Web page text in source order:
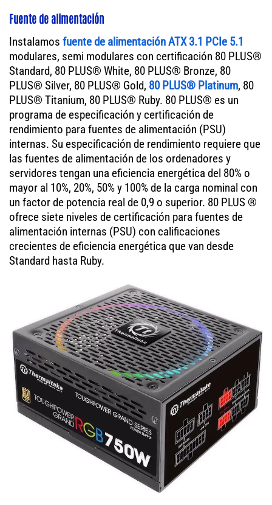
Fuente de alimentación
Instalamos fuente de alimentación ATX 3.1 PCIe 5.1
modulares, semi modulares con certificación 80 PLUS®
Standard, 80 PLUS® White, 80 PLUS® Bronze, 80
PLUS® Silver, 80 PLUS® Gold, 80 PLUS® Platinum, 80
PLUS® Titanium, 80 PLUS® Ruby. 80 PLUS® es un
programa de especificación y certificación de
rendimiento para fuentes de alimentación (PSU)
internas. Su especificación de rendimiento requiere que
las fuentes de alimentación de los ordenadores y
servidores tengan una eficiencia energética del 80% o
mayor al 10%, 20%, 50% y 100% de la carga nominal con
un factor de potencia real de 0,9 o superior. 80 PLUS ®
ofrece siete niveles de certificación para fuentes de
alimentación internas (PSU) con calificaciones
crecientes de eficiencia energética que van desde
Standard hasta Ruby.